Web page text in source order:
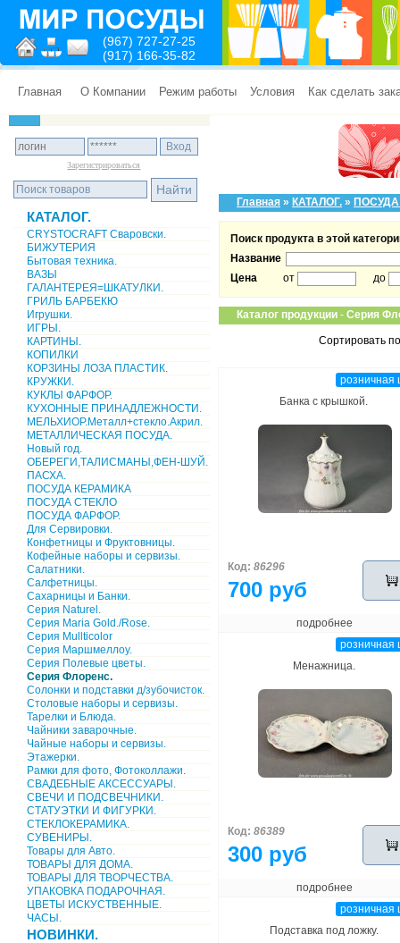
(967) 727-27-25
(917) 166-35-82
Главная О Компании Режим работы Условия Как сделать
Зарегистрироваться
КАТАЛОГ.
CRYSTOCRAFT Сваровски.
БИЖУТЕРИЯ
Бытовая техника.
ВАЗЫ
ГАЛАНТЕРЕЯ=ШКАТУЛКИ.
ГРИЛЬ БАРБЕКЮ
Игрушки.
ИГРЫ.
КАРТИНЫ.
КОПИЛКИ
КОРЗИНЫ ЛОЗА ПЛАСТИК.
КРУЖКИ.
КУКЛЫ ФАРФОР.
КУХОННЫЕ ПРИНАДЛЕЖНОСТИ.
МЕЛЬХИОР.Металл+стекло.Акрил.
МЕТАЛЛИЧЕСКАЯ ПОСУДА.
Новый год.
ОБЕРЕГИ,ТАЛИСМАНЫ,ФЕН-ШУЙ.
ПАСХА.
ПОСУДА КЕРАМИКА
ПОСУДА СТЕКЛО
ПОСУДА ФАРФОР.
Для Сервировки.
Конфетницы и Фруктовницы.
Кофейные наборы и сервизы.
Салатники.
Салфетницы.
Сахарницы и Банки.
Серия Naturel.
Серия Maria Gold./Rose.
Серия Mullticolor
Серия Маршмеллоу.
Серия Полевые цветы.
Серия Флоренс.
Солонки и подставки д/зубочисток.
Столовые наборы и сервизы.
Тарелки и Блюда.
Чайники заварочные.
Чайные наборы и сервизы.
Этажерки.
Рамки для фото, Фотоколлажи.
СВАДЕБНЫЕ АКСЕССУАРЫ.
СВЕЧИ И ПОДСВЕЧНИКИ.
СТАТУЭТКИ И ФИГУРКИ.
СТЕКЛОКЕРАМИКА.
СУВЕНИРЫ.
Товары для Авто.
ТОВАРЫ ДЛЯ ДОМА.
ТОВАРЫ ДЛЯ ТВОРЧЕСТВА.
УПАКОВКА ПОДАРОЧНАЯ.
ЦВЕТЫ ИСКУСТВЕННЫЕ.
ЧАСЫ.
НОВИНКИ.
Главная » КАТАЛОГ. »
Поиск продукта в этой
Название
Цена
от до
Каталог продукции - Серия
Сортировать
розничная
Банка с крышкой.
Код: 86296
700 руб
подробнее
розничная
Менажница.
Код: 86389
300 руб
подробнее
розничная
Подставка под ложку.